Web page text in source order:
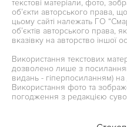
текстові матеріали, фото,
об’єкти авторського права,
цьому сайті належать ГО
об’єктів авторського права,
вказівку на авторство іншої
Використання текстових
дозволено лише з
видань - гіперпосиланням)
Використання фото та
погодження з редакцією